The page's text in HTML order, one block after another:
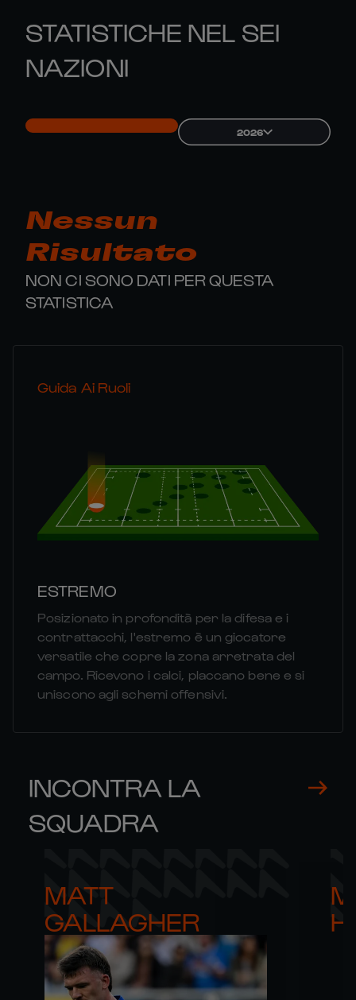
STATISTICHE NEL SEI
NAZIONI
2026
Nessun
Risultato
NON CI SONO DATI PER QUESTA
STATISTICA
Guida Ai Ruoli
ESTREMO
Posizionato in profondità per la difesa e i
contrattacchi, l'estremo è un giocatore
versatile che copre la zona arretrata del
campo. Ricevono i calci, placcano bene e si
uniscono agli schemi offensivi.
INCONTRA LA
SQUADRA
MATT
GALLAGHER